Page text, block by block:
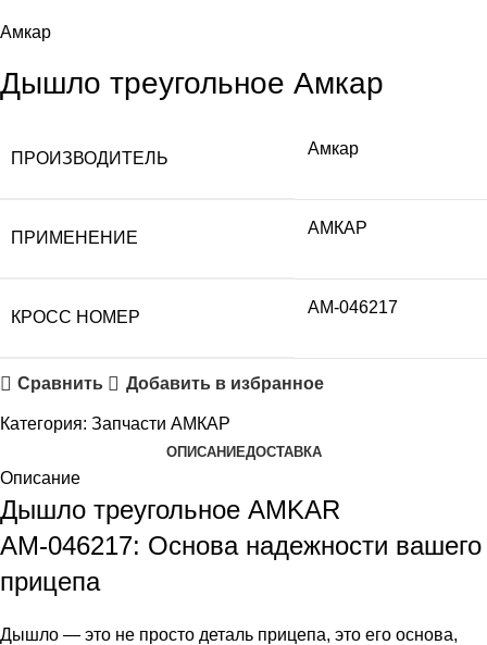
Амкар
Дышло треугольное Амкар
ПРОИЗВОДИТЕЛЬ
Амкар
ПРИМЕНЕНИЕ
АМКАР
КРОСС НОМЕР
АМ-046217
Сравнить Добавить в избранное
Категория: Запчасти АМКАР
ОПИСАНИЕДОСТАВКА
Описание
Дышло треугольное AMKAR
АМ-046217: Основа надежности вашего
прицепа
Дышло — это не просто деталь прицепа, это его основа,